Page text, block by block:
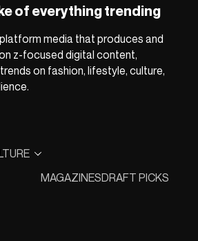
of everything trending
media that produces and
z-focused digital content,
on fashion, lifestyle, culture,
MAGAZINESDRAFT PICKS